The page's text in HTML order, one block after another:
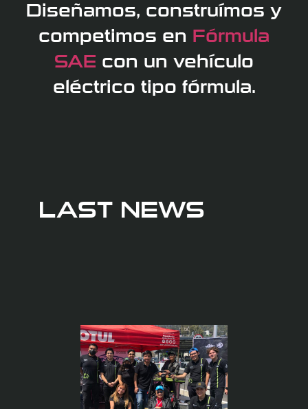
Diseñamos, construímos y
competimos en Fórmula
SAE con un vehículo
eléctrico tipo fórmula.
LAST NEWS